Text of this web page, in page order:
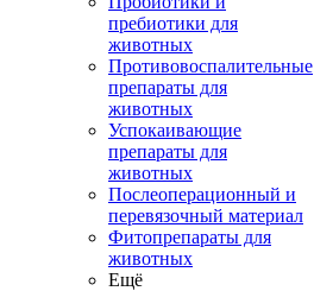
пребиотики для
животных
Противовоспалительные
препараты для
животных
Успокаивающие
препараты для
животных
Послеоперационный и
перевязочный материал
Фитопрепараты для
животных
Ещё